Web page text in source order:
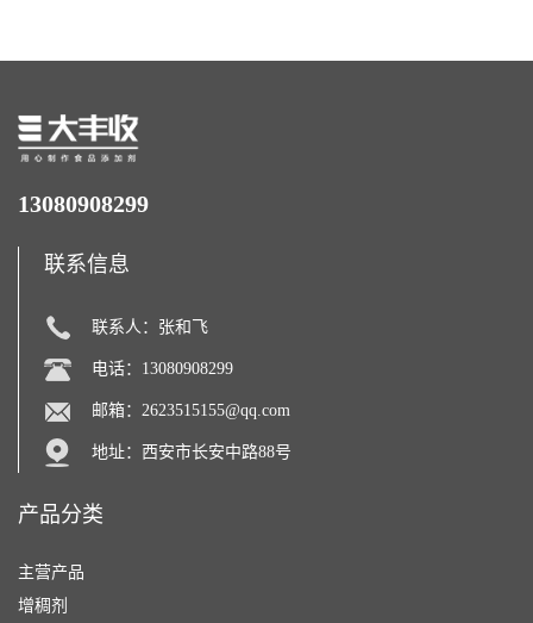
13080908299
联系信息
联系人：张和飞
电话：13080908299
邮箱： 2623515155@qq.com
地址：西安市长安中路88号
产品分类
主营产品
增稠剂